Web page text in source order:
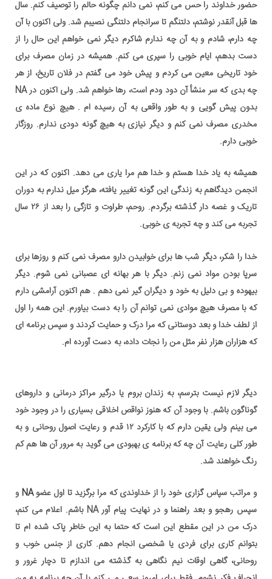
حضور خداوند را حس می کنم، نمی دانم چگونه حالم را توصیف کنم. سال
ها قبل آنقدر نوشتم، دلتنگم تا سرانجام دلتنگی نصیبم شد. ولی اکنون با آن
چه دارم، شادم و به آن چه ندارم شاکرم دیگر نمی خواهم این حال را از
دست بدهم، ایام خوبی را سپری می کنم. همیشه در زمان مصرف برای
خود تاریخی معین می کردم و پیش خود می گفتم در فلان تاریخ، از هر
چه بدی که سر منشأ آن دود ودم است، رها خواهم شد. ولی اکنون در NA
بدون پیش گویی و به طور واقعی به آن رسیده ام . هیچ نوع ماده ی
مخدری مصرف نمی کنم و دیگر نیازی به هیچ گونه دودی ندارم. روزگار
خوبی دارم.
همیشه به یاد خدا هستم و خدا هم مرا یاری می دهد. اکنون که در این
انجمن دیدگاهم به زندگی این گونه تغییر یافته، هرگز میل ندارم به دوران
تاریک و غصه دار گذشته برگردم. روحم، طراوت و تازگی را بعد از ۲۶ سال
تجربه می کند و چه تجربه ی خوبی.
خدا را شکر، دیگر شب ها برای خوابیدن دارو مصرف نمی کنم و روزها برای
سرپا بودن مواد نمی زنم. دیگر با هر بهانه ای عصبانی نمی شوم. دیگر
بیهوده و بی دلیل به خود و دیگران گیر نمی دهم . هم اکنون آرامشی دارم
که با مصرف هیچ موادی نمی توانم آن را به دست بیاورم. این همه را اول
از لطف خدا و بعد دوستانی که مرا درک و حمایت کردند و سپس برنامه ای
که هزاران هزار نفر مثل من را نجات داده، به دست آورده ام.
دیگر لازم نیست بترسم، به زندان بروم یا درگیر مراکز درمانی و داروهای
گوناگون باشم. با وجود آن که هنوز نواقص اخلاقی بسیاری را در وجود خود
می بینم ولی یقین دارم که با کارکرد ۱۲ قدم و رعایت اصول روحانی و به
طور کلی رعایت آن چه که برنامه ی بهبودی می گوید به مرور آن ها هم کم
رنگ خواهند شد.
و مراتب سپاس گزاری خود را از خداوندی که مرا برگزید تا اول عضوNA و
سپس رهجو و بعد راهنما و در نهایت پیام آور NA باشم. اعلام می کنم،
درک من در این مقطع این است که حتما به این خاطر پاک شده ام تا
بتوانم کاری برای فردی یا شخصی انجام دهم. کاری از جنس خوب و
روحانی، گاهی اوقات نیم نگاهی به گذشته می اندازم تا دچار غرور و